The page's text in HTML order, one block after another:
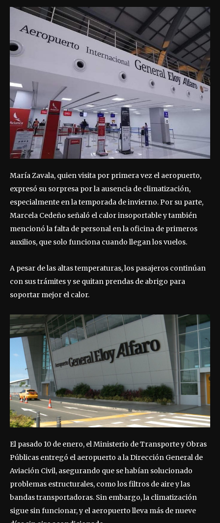
María Zavala, quien visita por primera vez el aeropuerto,
expresó su sorpresa por la ausencia de climatización,
especialmente en la temporada de invierno. Por su parte,
Marcela Cedeño señaló el calor insoportable y también
mencionó la falta de personal en la oficina de primeros
auxilios, que solo funciona cuando llegan los vuelos.
A pesar de las altas temperaturas, los pasajeros continúan
con sus trámites y se quitan prendas de abrigo para
soportar mejor el calor.
El pasado 10 de enero, el Ministerio de Transporte y Obras
Públicas entregó el aeropuerto a la Dirección General de
Aviación Civil, asegurando que se habían solucionado
problemas estructurales, como los filtros de aire y las
bandas transportadoras. Sin embargo, la climatización
sigue sin funcionar, y el aeropuerto lleva más de nueve